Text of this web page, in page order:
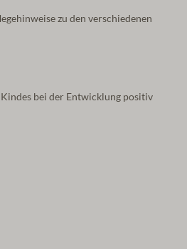
zu den verschiedenen
bei der Entwicklung positiv